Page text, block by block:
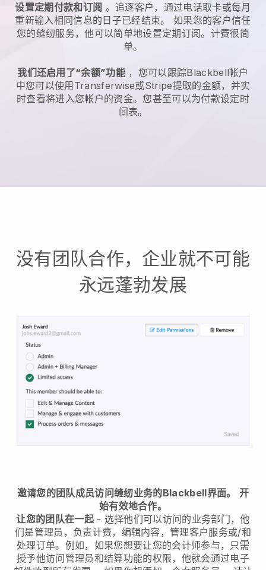
设置定期付款和订阅 。追逐客户，通过电话取卡或每月
重新输入相同信息的日子已经结束。 如果您的客户信任
您的缝纫服务，他可以简单地设置定期订阅。 计费很简
单。
我们还启用了“余额”功能 ，您可以跟踪Blackbell帐户
中您可以使用Transferwise或Stripe提取的金额，并实
时查看将进入您帐户的资金。您甚至可以为付款设定时
间表。
没有团队合作，企业就不可能
永远蓬勃发展
邀请您的团队成员访问缝纫业务的Blackbell界面。
开
始有效地合作。
让您的团队在一起- 选择他们可以访问的业务部门，他
们是管理员，负责计费，编辑内容，管理客户服务或/和
处理订单。例如，如果您想要让您的会计师参与，只需
授予他访问管理员和结算功能的权限，他就会通过电子